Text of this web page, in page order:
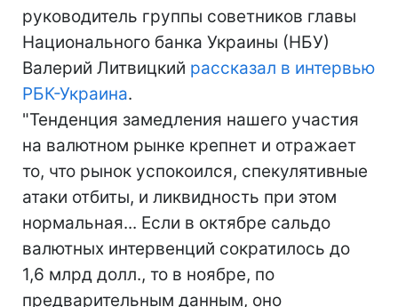
руководитель группы советников главы
Национального банка Украины (НБУ)
Валерий Литвицкий рассказал в интервью
РБК-Украина.
"Тенденция замедления нашего участия
на валютном рынке крепнет и отражает
то, что рынок успокоился, спекулятивные
атаки отбиты, и ликвидность при этом
нормальная... Если в октябре сальдо
валютных интервенций сократилось до
1,6 млрд долл., то в ноябре, по
предварительным данным, оно